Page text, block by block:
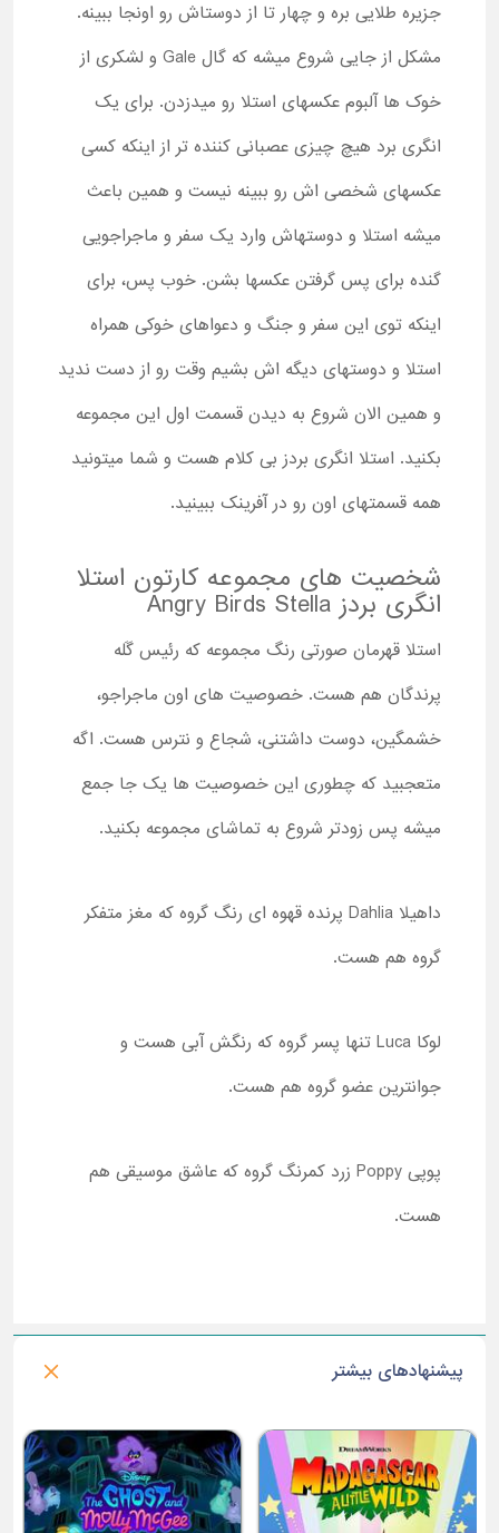
جزیره طلایی بره و چهار تا از دوستاش رو اونجا ببینه.
مشکل از جایی شروع میشه که گال Gale و لشکری از
خوک ها آلبوم عکسهای استلا رو میدزدن. برای یک
انگری برد هیچ چیزی عصبانی کننده تر از اینکه کسی
عکسهای شخصی اش رو ببینه نیست و همین باعث
میشه استلا و دوستهاش وارد یک سفر و ماجراجویی
گنده برای پس گرفتن عکسها بشن. خوب پس، برای
اینکه توی این سفر و جنگ و دعواهای خوکی همراه
استلا و دوستهای دیگه اش بشیم وقت رو از دست ندید
و همین الان شروع به دیدن قسمت اول این مجموعه
بکنید. استلا انگری بردز بی کلام هست و شما میتونید
همه قسمتهای اون رو در آفرینک ببینید.
شخصیت های مجموعه کارتون استلا
انگری بردز Angry Birds Stella
استلا قهرمان صورتی رنگ مجموعه که رئیس گَله
پرندگان هم هست. خصوصیت های اون ماجراجو،
خشمگین، دوست داشتنی، شجاع و نترس هست. اگه
متعجبید که چطوری این خصوصیت ها یک جا جمع
میشه پس زودتر شروع به تماشای مجموعه بکنید.
داهیلا Dahlia پرنده قهوه ای رنگ گروه که مغز متفکر
گروه هم هست.
لوکا Luca تنها پسر گروه که رنگش آبی هست و
جوانترین عضو گروه هم هست.
پوپی Poppy زرد کمرنگ گروه که عاشق موسیقی هم
هست.
پیشنهادهای بیشتر